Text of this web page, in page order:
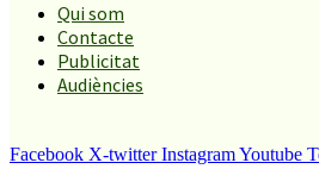
Qui som
Contacte
Publicitat
Audiències
Facebook X-twitter InstagramYoutube
5
Malgrat de Mar enceta demà la
deu dies de festa i tradició